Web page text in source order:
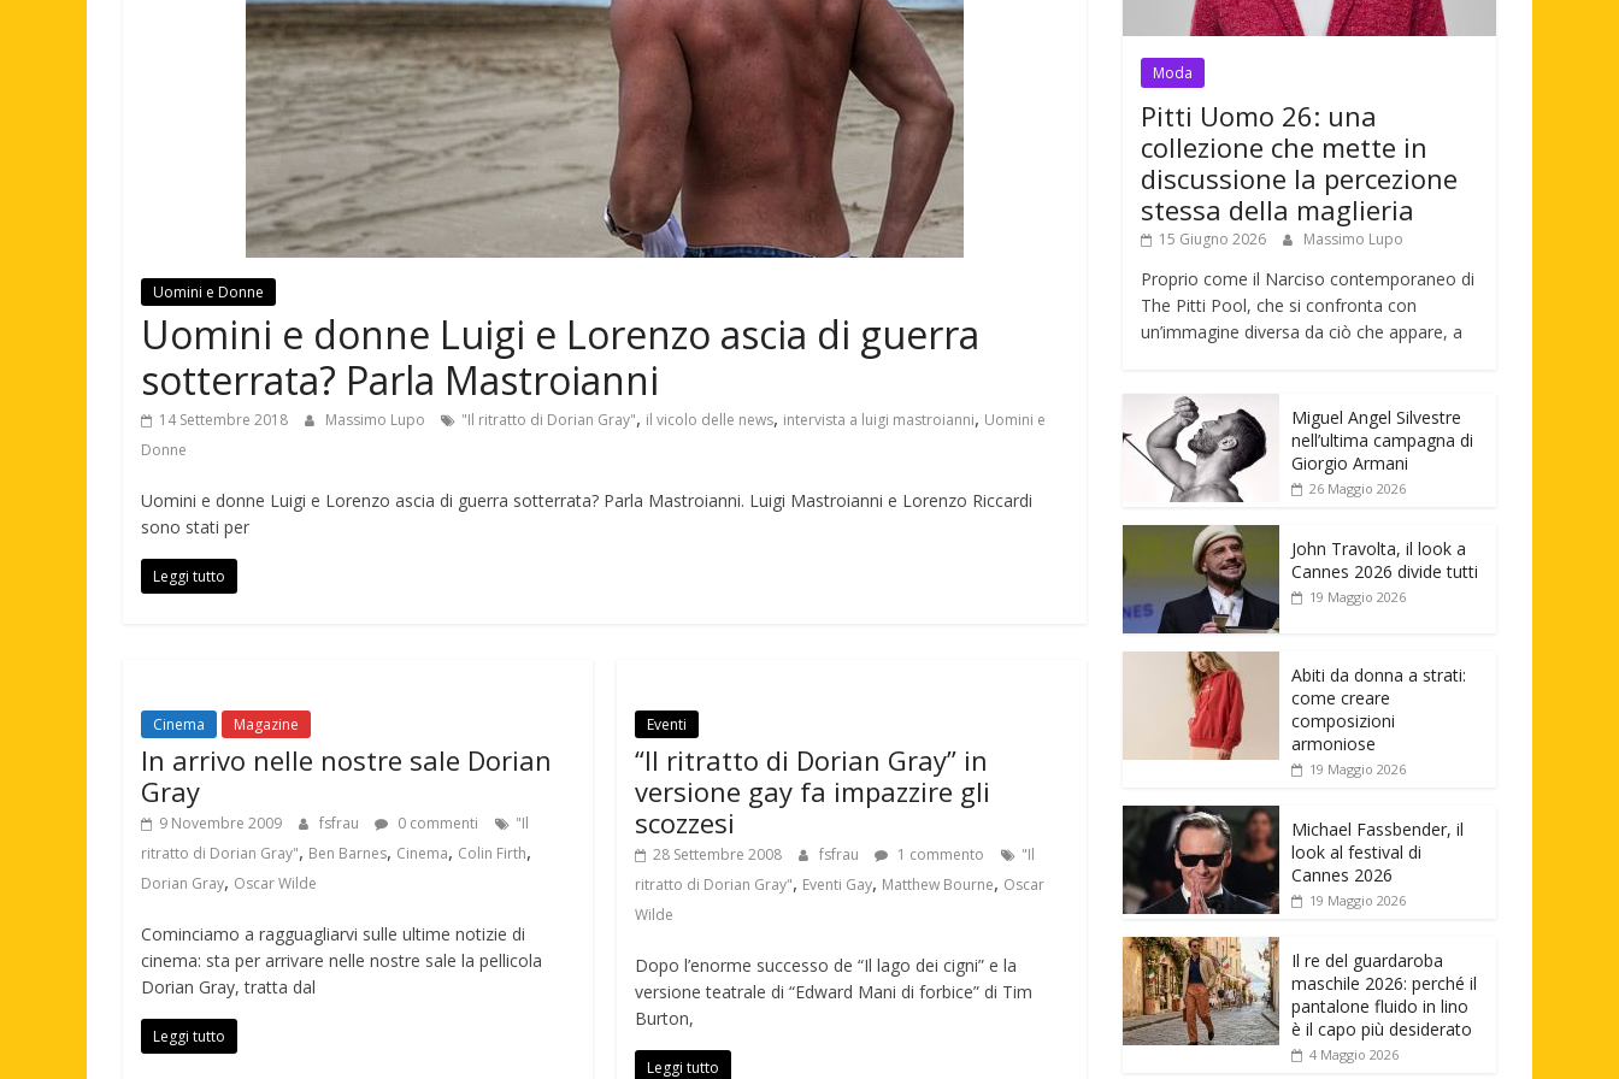
Uomini e Donne
Uomini e donne Luigi e Lorenzo ascia di guerra
sotterrata? Parla Mastroianni
14 Settembre 2018 Massimo Lupo "Il ritratto di Dorian Gray", il vicolo delle news, intervista a luigi mastroianni, Uomini e
Donne
Uomini e donne Luigi e Lorenzo ascia di guerra sotterrata? Parla Mastroianni. Luigi Mastroianni e Lorenzo Riccardi
sono stati per
Leggi tutto
Cinema Magazine
In arrivo nelle nostre sale Dorian
Gray
9 Novembre 2009 fsfrau 0 commenti
"Il
ritratto di Dorian Gray", Ben Barnes, Cinema, Colin Firth,
Dorian Gray, Oscar Wilde
Cominciamo a ragguagliarvi sulle ultime notizie di
cinema: sta per arrivare nelle nostre sale la pellicola
Dorian Gray, tratta dal
Leggi tutto
Eventi
“Il ritratto di Dorian Gray” in
versione gay fa impazzire gli
scozzesi
28 Settembre 2008 fsfrau 1 commento
"Il
ritratto di Dorian Gray", Eventi Gay, Matthew Bourne, Oscar
Wilde
Dopo l’enorme successo de “Il lago dei cigni” e la
versione teatrale di “Edward Mani di forbice” di Tim
Burton,
Leggi tutto
Moda
Pitti Uomo 26: una
collezione che mette in
discussione la percezione
stessa della maglieria
15 Giugno 2026 Massimo Lupo
Proprio come il Narciso contemporaneo di
The Pitti Pool, che si confronta con
un’immagine diversa da ciò che appare, a
Miguel Angel Silvestre
nell’ultima campagna di
Giorgio Armani
26 Maggio 2026
John Travolta, il look a
Cannes 2026 divide tutti
19 Maggio 2026
Abiti da donna a strati:
come creare
composizioni
armoniose
19 Maggio 2026
Michael Fassbender, il
look al festival di
Cannes 2026
19 Maggio 2026
Il re del guardaroba
maschile 2026: perché il
pantalone fluido in lino
è il capo più desiderato
4 Maggio 2026